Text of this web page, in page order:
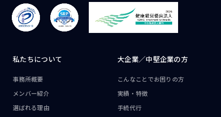
私たちについて
事務所概要
メンバー紹介
選ばれる理由
大企業／中堅企業の方
こんなことでお困りの方
実績・特徴
手続代行